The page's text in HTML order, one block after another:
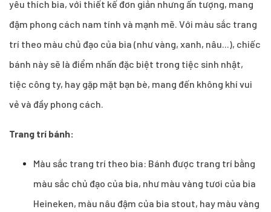
yêu thích bia, với thiết kế đơn giản nhưng ấn tượng, mang
đậm phong cách nam tính và mạnh mẽ. Với màu sắc trang
trí theo màu chủ đạo của bia (như vàng, xanh, nâu...), chiếc
bánh này sẽ là điểm nhấn đặc biệt trong tiệc sinh nhật,
tiệc công ty, hay gặp mặt bạn bè, mang đến không khí vui
vẻ và đầy phong cách.
Trang trí bánh:
Màu sắc trang trí theo bia: Bánh được trang trí bằng
màu sắc chủ đạo của bia, như màu vàng tươi của bia
Heineken, màu nâu đậm của bia stout, hay màu vàng